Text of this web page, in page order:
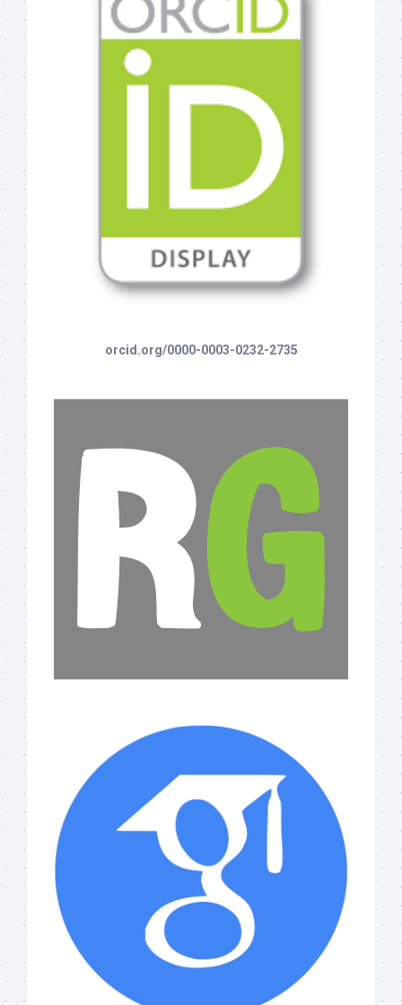
orcid.org/0000-0003-0232-2735